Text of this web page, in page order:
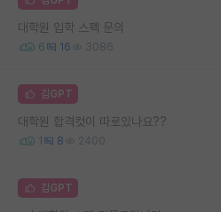
대학원 입학 스펙 문의
6 16 3086
김GPT
대학원 합격컷이 따로있나요??
1 8 2400
김GPT